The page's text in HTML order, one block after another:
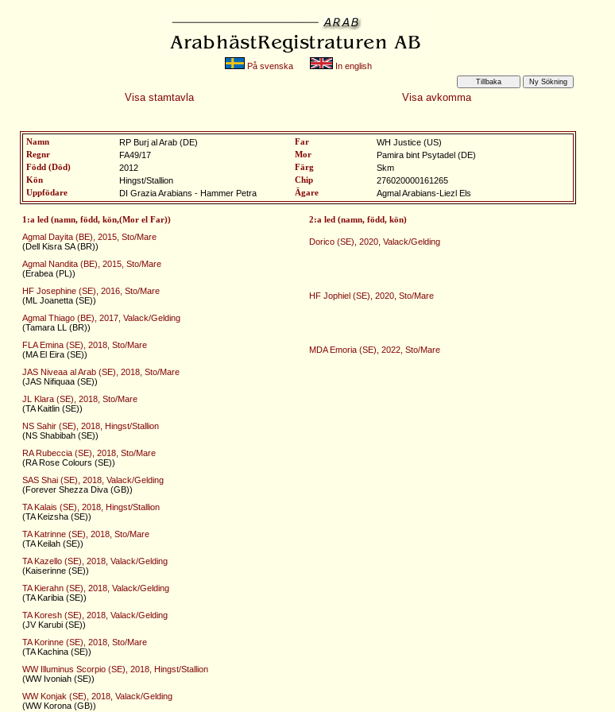
På svenska In english
Visa stamtavla Visa avkomma
Namn RP Burj al Arab (DE) Far WH Justice (US)
Regnr FA49/17 Mor Pamira bint Psytadel (DE)
Född (Död) 2012 Färg Skm
Kön Hingst/Stallion Chip 276020000161265
Uppfödare DI Grazia Arabians - Hammer Petra Ägare Agmal Arabians-Liezl Els
1:a led (namn, född, kön,(Mor el Far)) 2:a led (namn, född, kön)
Agmal Dayita (BE), 2015, Sto/Mare
(Dell Kisra SA (BR))
Dorico (SE), 2020, Valack/Gelding
Agmal Nandita (BE), 2015, Sto/Mare
(Erabea (PL))
HF Josephine (SE), 2016, Sto/Mare
(ML Joanetta (SE))
HF Jophiel (SE), 2020, Sto/Mare
Agmal Thiago (BE), 2017, Valack/Gelding
(Tamara LL (BR))
FLA Emina (SE), 2018, Sto/Mare
(MA El Eira (SE))
MDA Emoria (SE), 2022, Sto/Mare
JAS Niveaa al Arab (SE), 2018, Sto/Mare
(JAS Nifiquaa (SE))
JL Klara (SE), 2018, Sto/Mare
(TA Kaitlin (SE))
NS Sahir (SE), 2018, Hingst/Stallion
(NS Shabibah (SE))
RA Rubeccia (SE), 2018, Sto/Mare
(RA Rose Colours (SE))
SAS Shai (SE), 2018, Valack/Gelding
(Forever Shezza Diva (GB))
TA Kalais (SE), 2018, Hingst/Stallion
(TA Keizsha (SE))
TA Katrinne (SE), 2018, Sto/Mare
(TA Keilah (SE))
TA Kazello (SE), 2018, Valack/Gelding
(Kaiserinne (SE))
TA Kierahn (SE), 2018, Valack/Gelding
(TA Karibia (SE))
TA Koresh (SE), 2018, Valack/Gelding
(JV Karubi (SE))
TA Korinne (SE), 2018, Sto/Mare
(TA Kachina (SE))
WW Illuminus Scorpio (SE), 2018, Hingst/Stallion
(WW Ivoniah (SE))
WW Konjak (SE), 2018, Valack/Gelding
(WW Korona (GB))